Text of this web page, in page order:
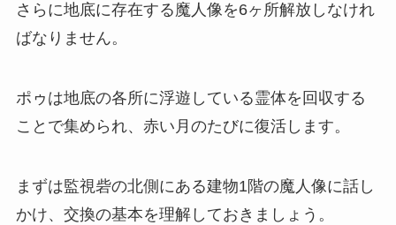
さらに地底に存在する魔人像を6ヶ所解放しなけれ
ばなりません。
ポゥは地底の各所に浮遊している霊体を回収する
ことで集められ、赤い月のたびに復活します。
まずは監視砦の北側にある建物1階の魔人像に話し
かけ、交換の基本を理解しておきましょう。